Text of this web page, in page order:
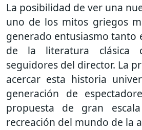
La posibilidad de ver una
uno de los mitos griegos
generado entusiasmo tanto
de la literatura clásica
seguidores del director. La
acercar esta historia
generación de
propuesta de gran
recreación del mundo de la